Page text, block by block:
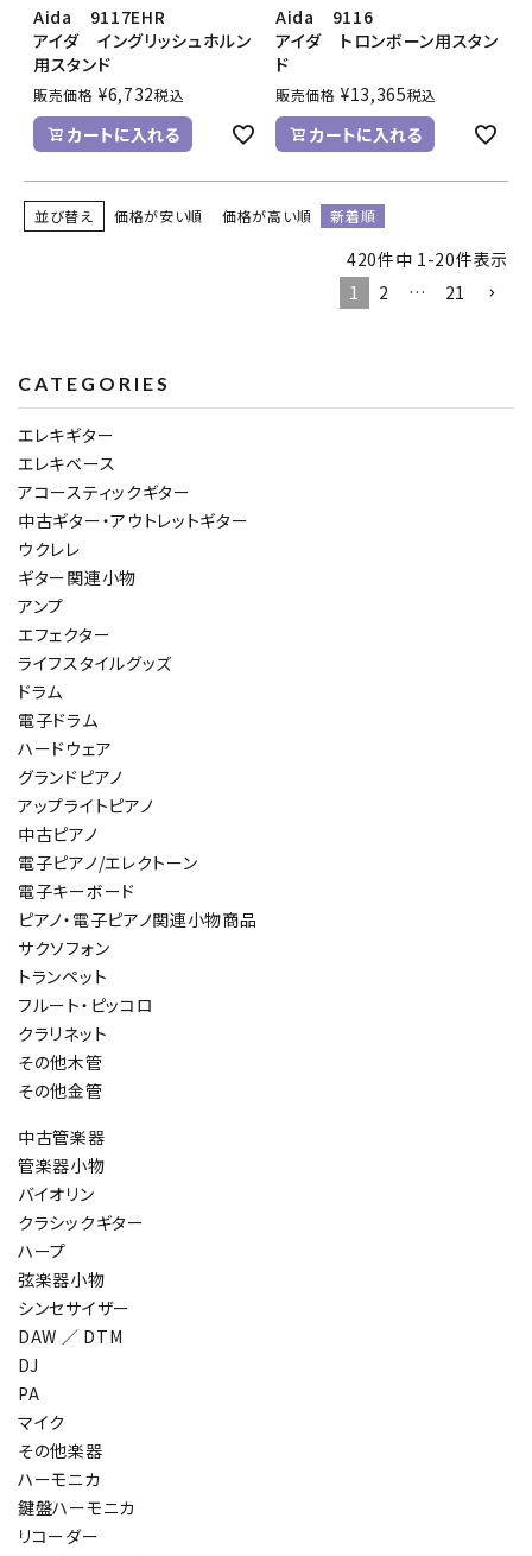
Aida 9117EHR
アイダ イングリッシュホルン
用スタンド
販売価格 ¥6,732税込
カートに入れる
Aida 9116
アイダ トロンボーン用スタン
ド
販売価格 ¥13,365税込
カートに入れる
並び替え 価格が安い順 価格が高い順 新着順
420件中 1 -20件表示
1
2 … 21
CATEGORIES
エレキギター
エレキベース
アコースティックギター
中古ギター・アウトレットギター
ウクレレ
ギター関連小物
アンプ
エフェクター
ライフスタイルグッズ
ドラム
電子ドラム
ハードウェア
グランドピアノ
アップライトピアノ
中古ピアノ
電子ピアノ/エレクトーン
電子キーボード
ピアノ・電子ピアノ関連小物商品
サクソフォン
トランペット
フルート・ピッコロ
クラリネット
その他木管
その他金管
中古管楽器
管楽器小物
バイオリン
クラシックギター
ハープ
弦楽器小物
シンセサイザー
DAW ／ DTM
DJ
PA
マイク
その他楽器
ハーモニカ
鍵盤ハーモニカ
リコーダー